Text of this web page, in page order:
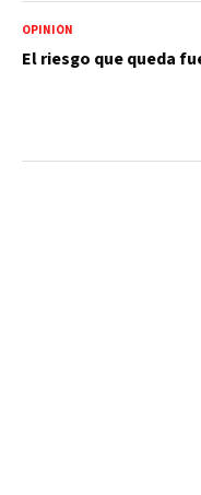
OPINIÓN
El riesgo que queda